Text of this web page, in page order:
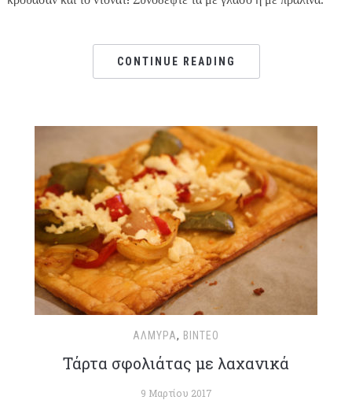
CONTINUE READING
ΑΛΜΥΡΆ, ΒΊΝΤΕΟ
Τάρτα σφολιάτας με λαχανικά
9 Μαρτίου 2017